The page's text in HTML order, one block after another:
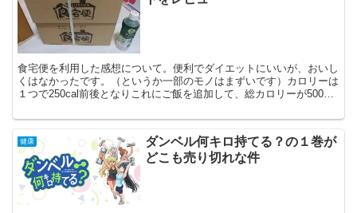
食宅便を利用した感想について。便利でダイエットにいいが、おいし
くはなかったです。（というか一部のモノはまずいです）カロリーは
１つで250cal前後となりこれにご飯を追加して、総カロリーが500cal
健康
ダンベル何キロ持てる？の１巻が
どこも売り切れな件